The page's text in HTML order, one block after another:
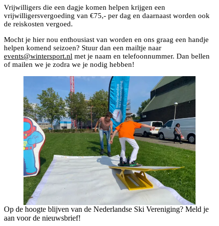
Vrijwilligers die een dagje komen helpen krijgen een
vrijwilligersvergoeding van €75,- per dag en daarnaast worden ook
de reiskosten vergoed.
Mocht je hier nou enthousiast van worden en ons graag een handje
helpen komend seizoen? Stuur dan een mailtje naar
events@wintersport.nl met je naam en telefoonnummer. Dan bellen
of mailen we je zodra we je nodig hebben!
Op de hoogte blijven van de Nederlandse Ski Vereniging? Meld je
aan voor de nieuwsbrief!